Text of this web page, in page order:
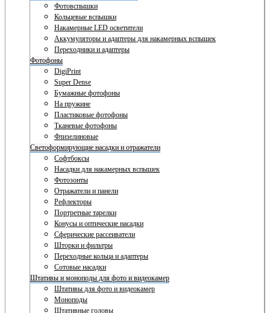
Фотовспышки
Кольцевые вспышки
Накамерные LED осветители
Аккумуляторы и адаптеры для накамерных вспышек
Переходники и адаптеры
Фотофоны
DigiPrint
Super Dense
Бумажные фотофоны
На пружине
Пластиковые фотофоны
Тканевые фотофоны
Флизелиновые
Светоформирующие насадки и отражатели
Софтбоксы
Насадки для накамерных вспышек
Фотозонты
Отражатели и панели
Рефлекторы
Портретные тарелки
Конусы и оптические насадки
Сферические рассеиватели
Шторки и фильтры
Переходные кольца и адаптеры
Сотовые насадки
Штативы и моноподы для фото и видеокамер
Штативы для фото и видеокамер
Моноподы
Штативные головы